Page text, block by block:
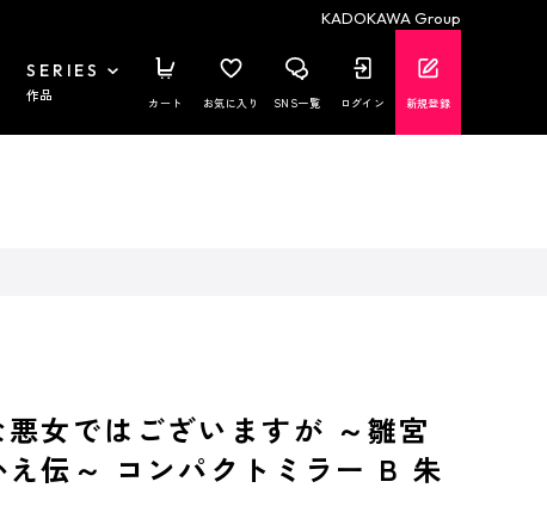
KADOKAWA Group
SERIES
作品 カート お気に入り SNS一覧 ログイン 新規登録
女ではございますが ～雛宮
伝～ コンパクトミラー B 朱